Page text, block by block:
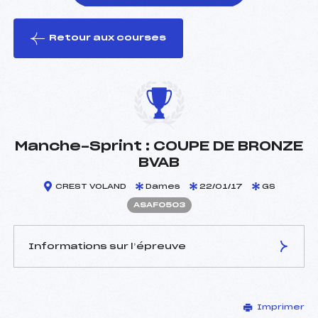
le ski
Retour aux courses
Manche-Sprint : COUPE DE BRONZE
BVAB
CREST VOLAND Dames 22/01/17 GS
ASAF0503
Informations sur l’épreuve
MONOD JULIEN (SA)
Imprimer